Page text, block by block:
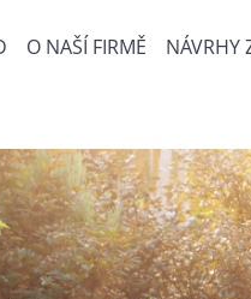
O NAŠÍ FIRMĚ NÁVRHY